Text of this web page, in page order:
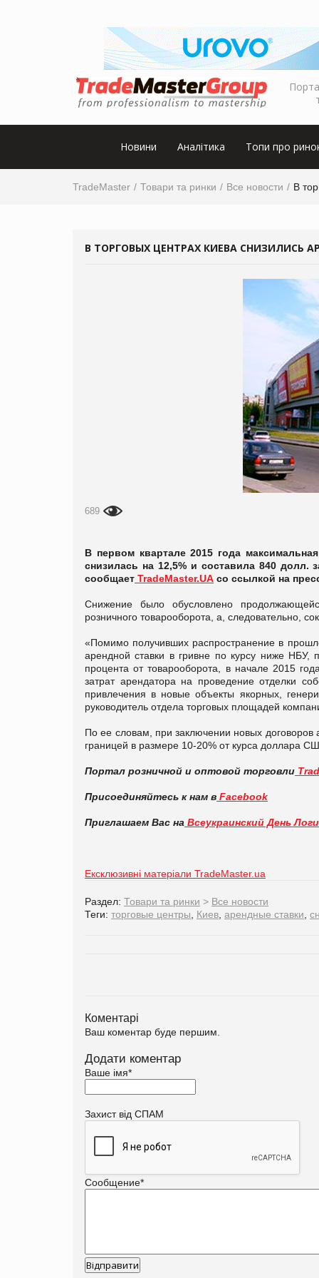
Новини Аналітика Топи про
TradeMaster Товари та ринки Все новости В
В ТОРГОВЫХ ЦЕНТРАХ КИЕВА СНИЗИЛИСЬ
689
В первом квартале 2015 года
снизилась на 12,5% и составила 840
сообщает TradeMaster.UA со ссылкой на
Снижение было обусловлено
розничного товарооборота, а, следовательно,
«Помимо получивших распространение в
арендной ставки в гривне по курсу ниже
процента от товарооборота, в начале 2015
затрат арендатора на проведение отделки
привлечения в новые объекты якорных,
руководитель отдела торговых площадей
По ее словам, при заключении новых
границей в размере 10-20% от курса доллара
Портал розничной и оптовой торговли
Присоединяйтесь к нам в Facebook
Приглашаем Вас на Всеукраинский День
Ексклюзивні матеріали TradeMaster.ua
Раздел: Товари та ринки > Все новости
Теги: торговые центры Киев арендные ставки
Коментарі
Ваш коментар буде першим.
Додати коментар
Ваше імя*
Захист від СПАМ
Сообщение*